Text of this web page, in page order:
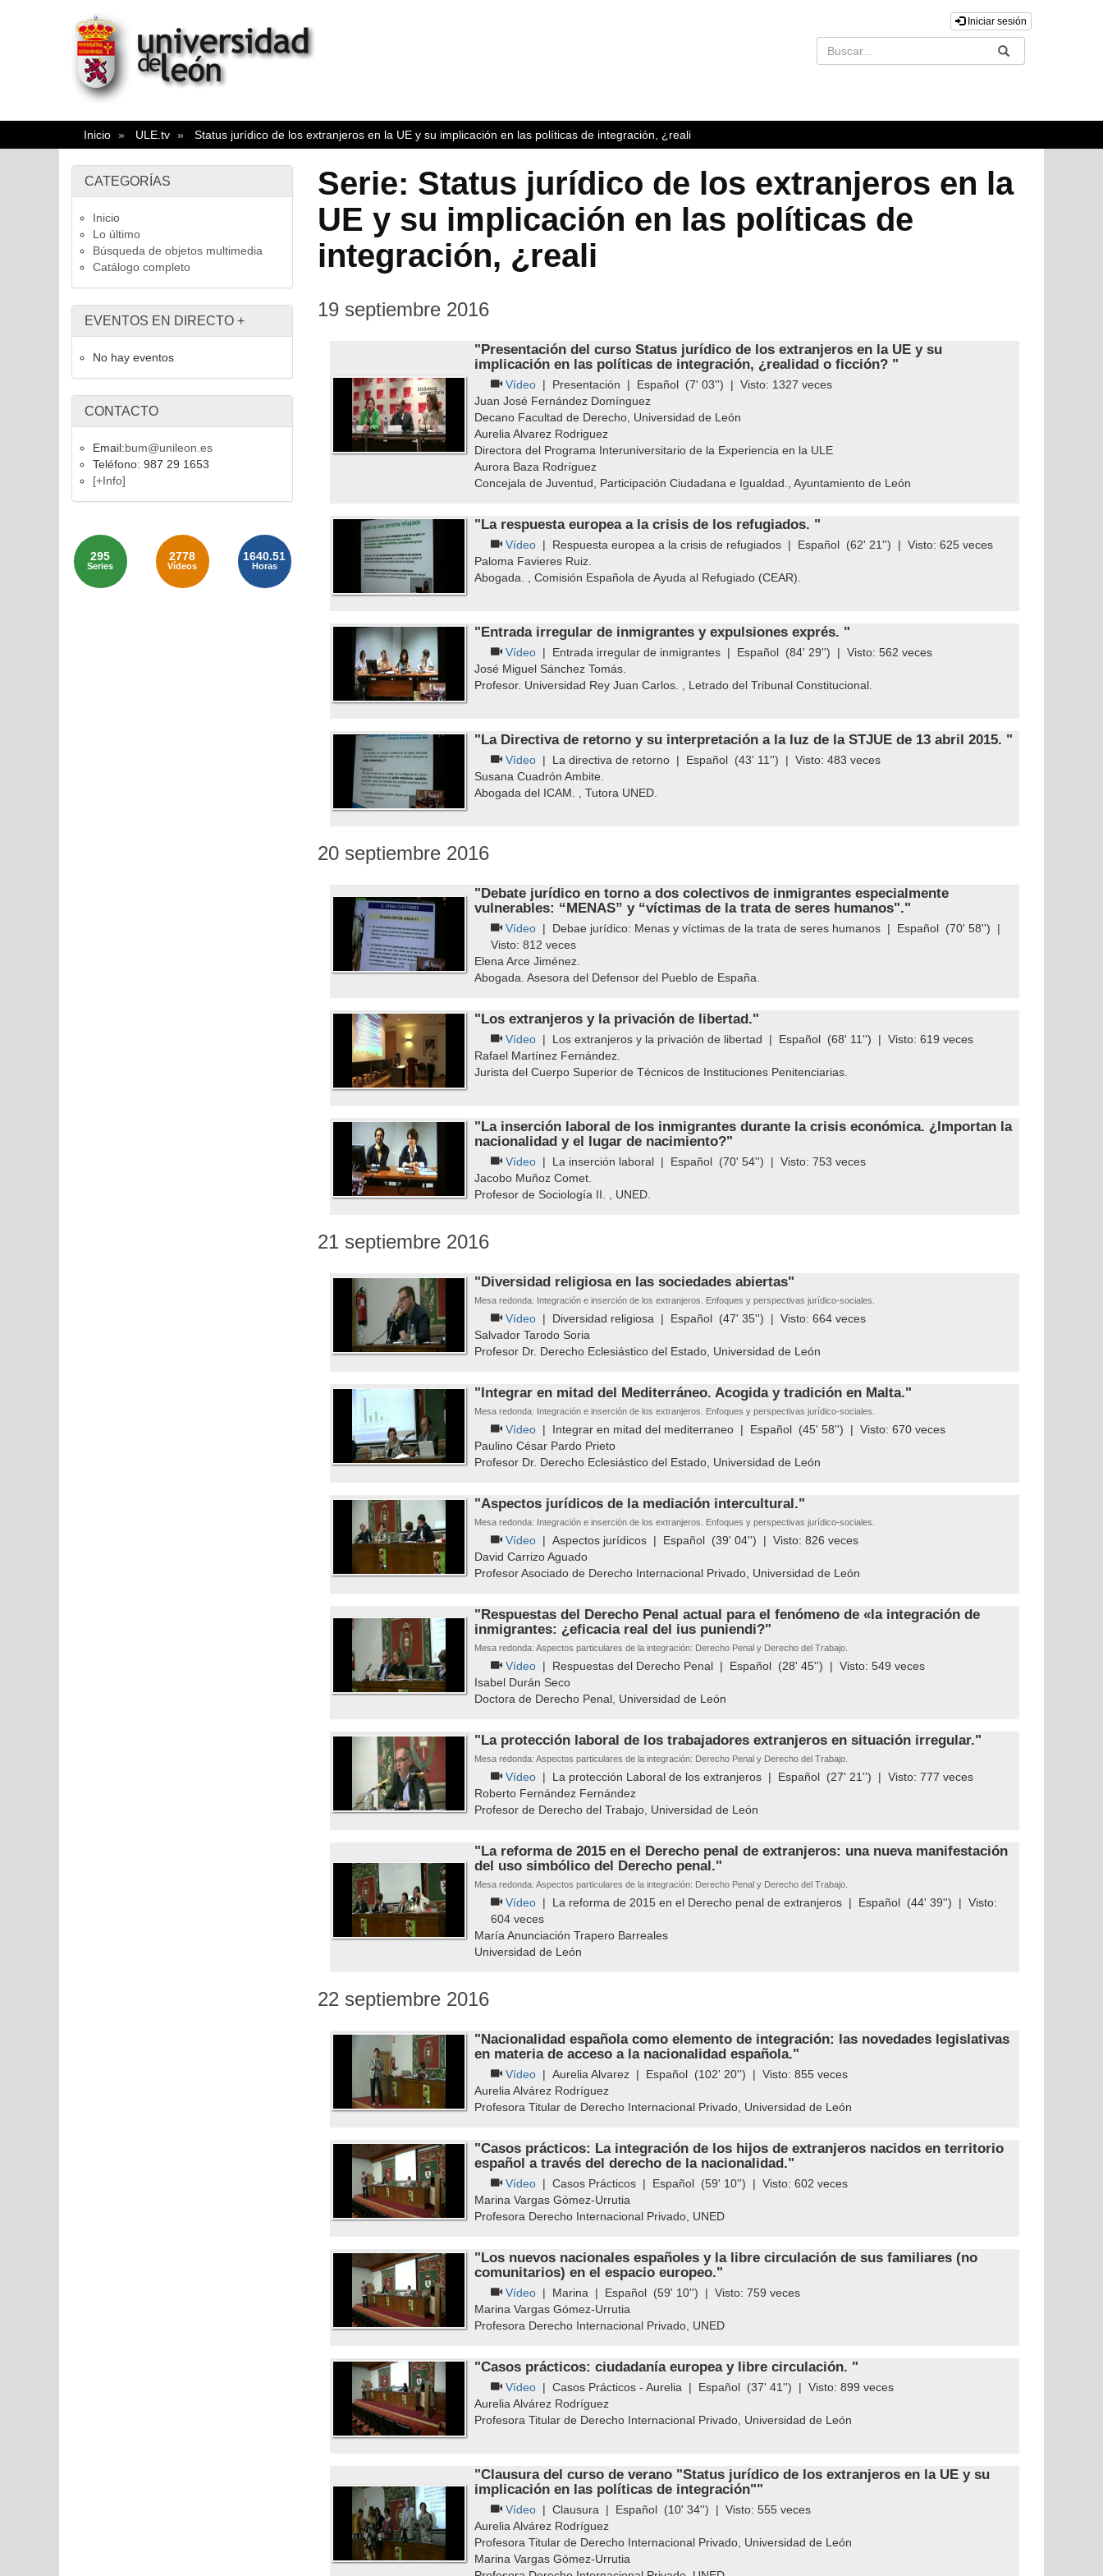
Iniciar sesión
Buscar Enviar
Inicio ULE.tv Status jurídico de los extranjeros en la UE y su implicación en las políticas de integración, ¿reali
CATEGORÍAS
Inicio
Lo último
Búsqueda de objetos multimedia
Catálogo completo
EVENTOS EN DIRECTO +
No hay eventos
CONTACTO
Email:bum@unileon.es
Teléfono: 987 29 1653
[+Info]
295
Series
2778
Vídeos
1640.51
Horas
Serie: Status jurídico de los extranjeros en la
UE y su implicación en las políticas de
integración, ¿reali
19 septiembre 2016
"Presentación del curso Status jurídico de los extranjeros en la UE y su
implicación en las políticas de integración, ¿realidad o ficción? "
Vídeo| Presentación | Español(7' 03'') | Visto: 1327 veces
Juan José Fernández Domínguez
Decano Facultad de Derecho, Universidad de León
Aurelia Alvarez Rodriguez
Directora del Programa Interuniversitario de la Experiencia en la ULE
Aurora Baza Rodríguez
Concejala de Juventud, Participación Ciudadana e Igualdad., Ayuntamiento de León
"La respuesta europea a la crisis de los refugiados. "
Vídeo| Respuesta europea a la crisis de refugiados| Español(62' 21'') | Visto: 625veces
Paloma Favieres Ruiz.
Abogada. , Comisión Española de Ayuda al Refugiado (CEAR).
"Entrada irregular de inmigrantes y expulsiones exprés. "
Vídeo| Entrada irregular de inmigrantes| Español(84' 29'') | Visto: 562 veces
José Miguel Sánchez Tomás.
Profesor. Universidad Rey Juan Carlos. , Letrado del Tribunal Constitucional.
"La Directiva de retorno y su interpretación a la luz de la STJUE de 13 abril 2015. "
Vídeo| La directiva de retorno| Español(43' 11'') | Visto: 483 veces
Susana Cuadrón Ambite.
Abogada del ICAM. , Tutora UNED.
20 septiembre 2016
"Debate jurídico en torno a dos colectivos de inmigrantes especialmente
vulnerables: “MENAS” y “víctimas de la trata de seres humanos"."
Vídeo| Debae jurídico: Menas y víctimas de la trata de seres humanos| Español(70' 58'') |
Visto: 812 veces
Elena Arce Jiménez.
Abogada. Asesora del Defensor del Pueblo de España.
"Los extranjeros y la privación de libertad."
Vídeo| Los extranjeros y la privación de libertad | Español(68' 11'') | Visto: 619 veces
Rafael Martínez Fernández.
Jurista del Cuerpo Superior de Técnicos de Instituciones Penitenciarias.
"La inserción laboral de los inmigrantes durante la crisis económica. ¿Importan la
nacionalidad y el lugar de nacimiento?"
Vídeo| La inserción laboral| Español(70' 54'') | Visto: 753 veces
Jacobo Muñoz Comet.
Profesor de Sociología II. , UNED.
21 septiembre 2016
"Diversidad religiosa en las sociedades abiertas"
Mesa redonda: Integración e inserción de los extranjeros. Enfoques y perspectivas jurídico-sociales.
Vídeo| Diversidad religiosa | Español(47' 35'') | Visto: 664veces
Salvador Tarodo Soria
Profesor Dr. Derecho Eclesiástico del Estado, Universidad de León
"Integrar en mitad del Mediterráneo. Acogida y tradición en Malta."
Mesa redonda: Integración e inserción de los extranjeros. Enfoques y perspectivas jurídico-sociales.
Vídeo| Integrar en mitad del mediterraneo| Español(45' 58'') | Visto: 670veces
Paulino César Pardo Prieto
Profesor Dr. Derecho Eclesiástico del Estado, Universidad de León
"Aspectos jurídicos de la mediación intercultural."
Mesa redonda: Integración e inserción de los extranjeros. Enfoques y perspectivas jurídico-sociales.
Vídeo| Aspectos jurídicos| Español(39' 04'') | Visto: 826 veces
David Carrizo Aguado
Profesor Asociado de Derecho Internacional Privado, Universidad de León
"Respuestas del Derecho Penal actual para el fenómeno de «la integración de
inmigrantes: ¿eficacia real del ius puniendi?"
Mesa redonda: Aspectos particulares de la integración: Derecho Penal y Derecho del Trabajo.
Vídeo| Respuestas del Derecho Penal| Español(28' 45'') | Visto: 549 veces
Isabel Durán Seco
Doctora de Derecho Penal, Universidad de León
"La protección laboral de los trabajadores extranjeros en situación irregular."
Mesa redonda: Aspectos particulares de la integración: Derecho Penal y Derecho del Trabajo.
Vídeo| La protección Laboral de los extranjeros| Español(27' 21'') | Visto: 777 veces
Roberto Fernández Fernández
Profesor de Derecho del Trabajo, Universidad de León
"La reforma de 2015 en el Derecho penal de extranjeros: una nueva manifestación
del uso simbólico del Derecho penal."
Mesa redonda: Aspectos particulares de la integración: Derecho Penal y Derecho del Trabajo.
Vídeo| La reforma de 2015 en el Derecho penal de extranjeros| Español(44' 39'') | Visto:
604veces
María Anunciación Trapero Barreales
Universidad de León
22 septiembre 2016
"Nacionalidad española como elemento de integración: las novedades legislativas
en materia de acceso a la nacionalidad española."
Vídeo| Aurelia Alvarez| Español(102' 20'') | Visto: 855veces
Aurelia Alvárez Rodríguez
Profesora Titular de Derecho Internacional Privado, Universidad de León
"Casos prácticos: La integración de los hijos de extranjeros nacidos en territorio
español a través del derecho de la nacionalidad."
Vídeo| Casos Prácticos| Español(59' 10'') | Visto: 602 veces
Marina Vargas Gómez-Urrutia
Profesora Derecho Internacional Privado, UNED
"Los nuevos nacionales españoles y la libre circulación de sus familiares (no
comunitarios) en el espacio europeo."
Vídeo| Marina | Español(59' 10'') | Visto: 759 veces
Marina Vargas Gómez-Urrutia
Profesora Derecho Internacional Privado, UNED
"Casos prácticos: ciudadanía europea y libre circulación. "
Vídeo| Casos Prácticos - Aurelia | Español(37' 41'') | Visto: 899 veces
Aurelia Alvárez Rodríguez
Profesora Titular de Derecho Internacional Privado, Universidad de León
"Clausura del curso de verano "Status jurídico de los extranjeros en la UE y su
implicación en las políticas de integración""
Vídeo| Clausura | Español(10' 34'') | Visto: 555veces
Aurelia Alvárez Rodríguez
Profesora Titular de Derecho Internacional Privado, Universidad de León
Marina Vargas Gómez-Urrutia